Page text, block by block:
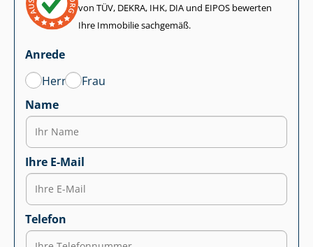
von TÜV, DEKRA, IHK, DIA und EIPOS bewerten
Ihre Immobilie sachgemäß.
Anrede
Herr
Frau
Name
Ihre E-Mail
Telefon